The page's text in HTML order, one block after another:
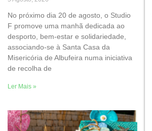
No próximo dia 20 de agosto, o Studio
F promove uma manhã dedicada ao
desporto, bem-estar e solidariedade,
associando-se à Santa Casa da
Misericória de Albufeira numa iniciativa
de recolha de
Ler Mais »